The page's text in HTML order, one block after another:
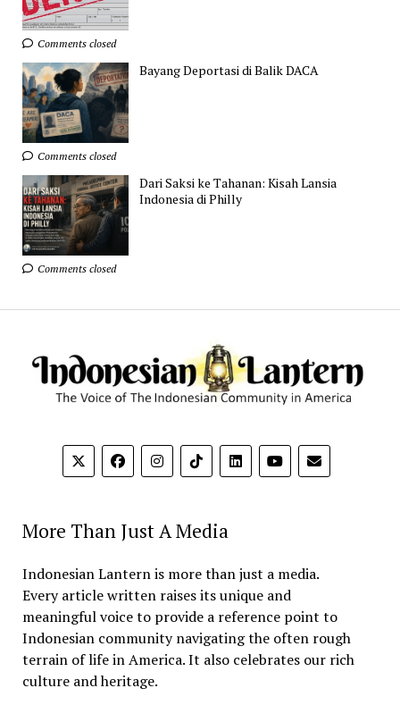
Comments closed
Bayang Deportasi di Balik DACA
Comments closed
Dari Saksi ke Tahanan: Kisah Lansia
Indonesia di Philly
Comments closed
More Than Just A Media
Indonesian Lantern is more than just a media.
Every article written raises its unique and
meaningful voice to provide a reference point to
Indonesian community navigating the often rough
terrain of life in America. It also celebrates our rich
culture and heritage.